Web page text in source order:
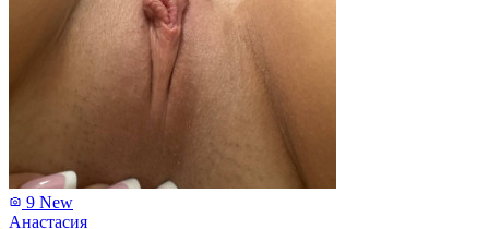
9 New
Анастасия